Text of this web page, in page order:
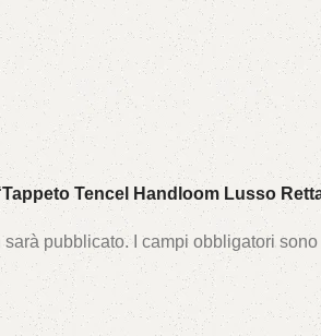
Tencel Handloom Lusso
sarà pubblicato. I campi obbligatori